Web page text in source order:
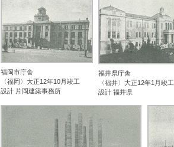
福岡市庁舎
〈福岡〉大正12年10月竣工
設計 片岡建築事務所
福井県庁舎
〈福井〉大正12年1月竣工
設計 福井県